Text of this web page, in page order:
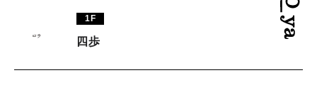
TAX FREE
日本語
1F
四歩